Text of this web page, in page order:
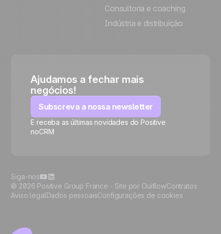
Manage cookies
Consultoria e coaching
Indústria e distribuição
Ajudamos a fechar mais
negócios!
Subscreva a nossa newsletter
E receba as últimas novidades do Positive
noCRM
© 2026 Positive Group France - Site por OuiflowContratos
Aviso legalDados pessoaisConfigurações de cookies
Siga-nos